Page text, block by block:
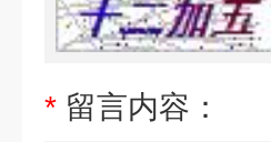
* 留言内容：